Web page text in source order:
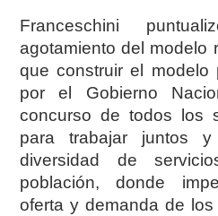
Franceschini
agotamiento del modelo
que construir el modelo
por el Gobierno
concurso de todos los
para trabajar juntos
diversidad de
población, donde
oferta y demanda de